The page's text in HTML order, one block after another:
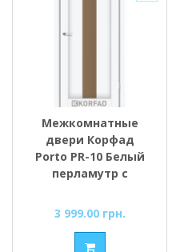
Межкомнатные
двери Корфад
Porto PR-10 Белый
перламутр с
стеклом
3 999.00 грн.